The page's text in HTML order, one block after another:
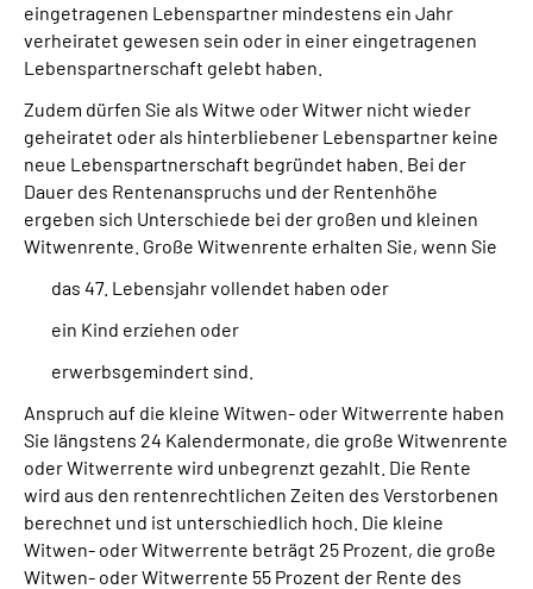
Language
Leichte Sprache
eingetragenen Lebenspartner mindestens ein Jahr
verheiratet gewesen sein oder in einer eingetragenen
Lebenspartnerschaft gelebt haben.
Zudem dürfen Sie als Witwe oder Witwer nicht wieder
geheiratet oder als hinterbliebener Lebenspartner keine
neue Lebenspartnerschaft begründet haben. Bei der
Dauer des Rentenanspruchs und der Rentenhöhe
ergeben sich Unterschiede bei der großen und kleinen
Witwenrente. Große Witwenrente erhalten Sie, wenn Sie
das 47. Lebensjahr vollendet haben oder
ein Kind erziehen oder
erwerbsgemindert sind.
Anspruch auf die kleine Witwen- oder Witwerrente haben
Sie längstens 24 Kalendermonate, die große Witwenrente
oder Witwerrente wird unbegrenzt gezahlt. Die Rente
wird aus den rentenrechtlichen Zeiten des Verstorbenen
berechnet und ist unterschiedlich hoch. Die kleine
Witwen- oder Witwerrente beträgt 25 Prozent, die große
Witwen- oder Witwerrente 55 Prozent der Rente des